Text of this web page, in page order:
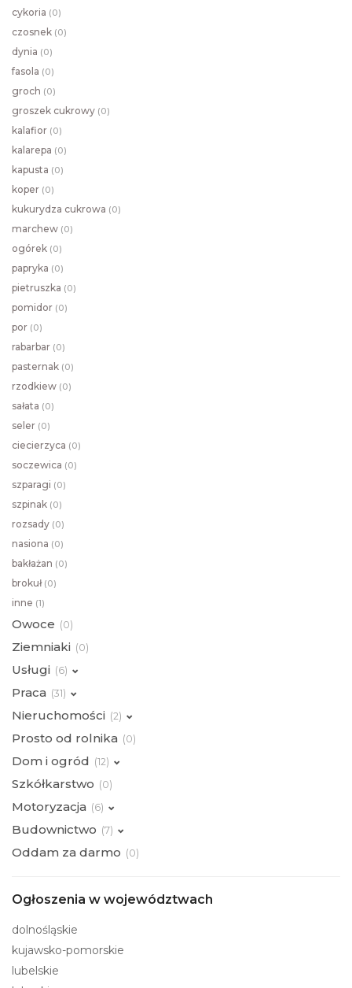
cykoria (0)
czosnek (0)
dynia (0)
fasola (0)
groch (0)
groszek cukrowy (0)
kalafior (0)
kalarepa (0)
kapusta (0)
koper (0)
kukurydza cukrowa (0)
marchew (0)
ogórek (0)
papryka (0)
pietruszka (0)
pomidor (0)
por (0)
rabarbar (0)
pasternak (0)
rzodkiew (0)
sałata (0)
seler (0)
ciecierzyca (0)
soczewica (0)
szparagi (0)
szpinak (0)
rozsady (0)
nasiona (0)
bakłażan (0)
brokuł(0)
inne (1)
Owoce (0)
Ziemniaki (0)
Usługi (6)
Praca (31)
Nieruchomości (2)
Prosto od rolnika (0)
Dom i ogród (12)
Szkółkarstwo (0)
Motoryzacja (6)
Budownictwo (7)
Oddam za darmo (0)
Ogłoszenia w województwach
dolnośląskie
kujawsko-pomorskie
lubelskie